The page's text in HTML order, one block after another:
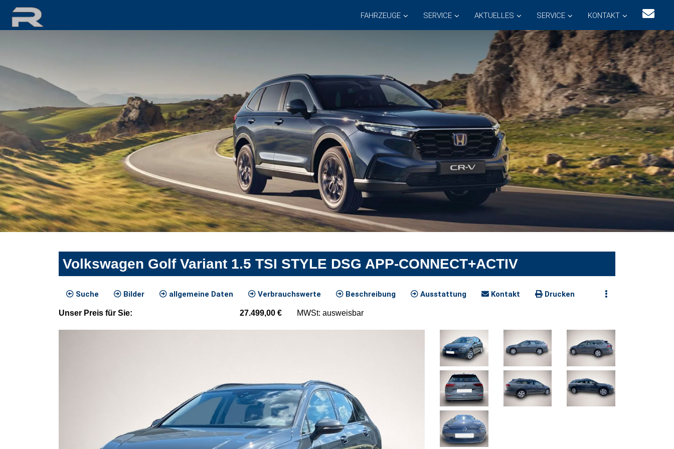
FAHRZEUGE SERVICE AKTUELLES SERVICE KONTAKT
Volkswagen Golf Variant 1.5 TSI STYLE DSG APP-CONNECT+ACTIV
Suche Bilder allgemeine Daten Verbrauchswerte Beschreibung Ausstattung Kontakt Drucken
Unser Preis für Sie: 27.499,00 € MWSt: ausweisbar